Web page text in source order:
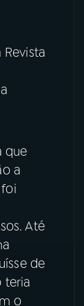
que
a
Até
de
teria
o